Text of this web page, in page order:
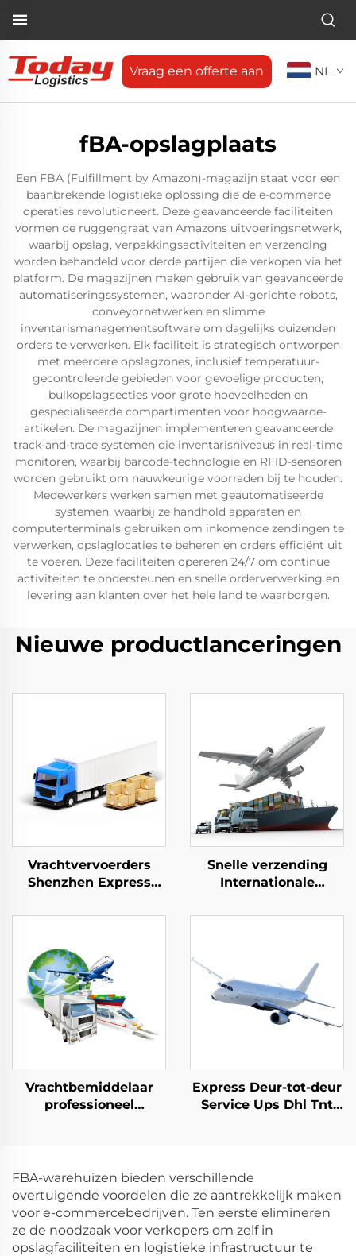
Vraag een offerte aan NL
fBA-opslagplaats
Een FBA (Fulfillment by Amazon)-magazijn staat voor een
baanbrekende logistieke oplossing die de e-commerce
operaties revolutioneert. Deze geavanceerde faciliteiten
vormen de ruggengraat van Amazons uitvoeringsnetwerk,
waarbij opslag, verpakkingsactiviteiten en verzending
worden behandeld voor derde partijen die verkopen via het
platform. De magazijnen maken gebruik van geavanceerde
automatiseringssystemen, waaronder AI-gerichte robots,
conveyornetwerken en slimme
inventarismanagementsoftware om dagelijks duizenden
orders te verwerken. Elk faciliteit is strategisch ontworpen
met meerdere opslagzones, inclusief temperatuur-
gecontroleerde gebieden voor gevoelige producten,
bulkopslagsecties voor grote hoeveelheden en
gespecialiseerde compartimenten voor hoogwaarde-
artikelen. De magazijnen implementeren geavanceerde
track-and-trace systemen die inventarisniveaus in real-time
monitoren, waarbij barcode-technologie en RFID-sensoren
worden gebruikt om nauwkeurige voorraden bij te houden.
Medewerkers werken samen met geautomatiseerde
systemen, waarbij ze handhold apparaten en
computerterminals gebruiken om inkomende zendingen te
verwerken, opslaglocaties te beheren en orders efficiënt uit
te voeren. Deze faciliteiten opereren 24/7 om continue
activiteiten te ondersteunen en snelle orderverwerking en
levering aan klanten over het hele land te waarborgen.
Nieuwe productlanceringen
Vrachtvervoerders
Shenzhen Express
verzending Express
naar USA 5 - 7 dagen
Globale Koper
Snelle verzending
Internationale
deur tot deur
Verenigd Koninkrijk
Vrachtbemiddelaar
professioneel
naar Europa USA DDP
Express Deur-tot-deur
Service Ups Dhl Tnt
FBA-warehuizen bieden verschillende
overtuigende voordelen die ze aantrekkelijk maken
voor e-commercebedrijven. Ten eerste elimineren
ze de noodzaak voor verkopers om zelf in
opslagfaciliteiten en logistieke infrastructuur te